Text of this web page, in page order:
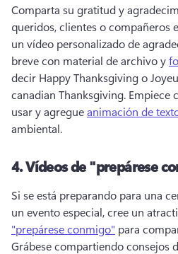
Comparta su gratitud y
queridos, clientes o compañeros
un vídeo personalizado de
breve con material de archivo y
decir Happy Thanksgiving o
canadian Thanksgiving. Empiece
usar y agregue animación de
ambiental.
4.Vídeos de "prepárese
Si se está preparando para una
un evento especial, cree un
"prepárese conmigo"
Grábese compartiendo consejos